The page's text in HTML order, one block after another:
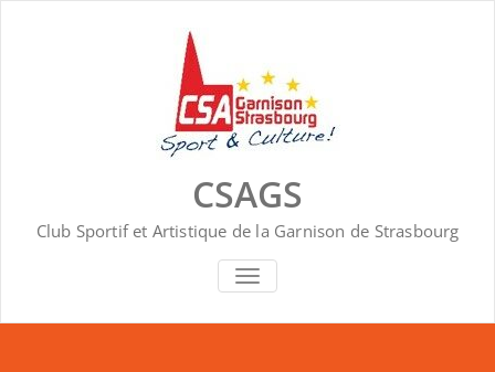
CSAGS
Club Sportif et Artistique de la Garnison de Strasbourg
AFFICHER/MASQUER
LA